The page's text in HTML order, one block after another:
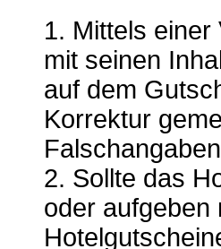
1. Mittels
mit seinen
auf dem
Korrektur
2. Sollte das
oder aufgeben